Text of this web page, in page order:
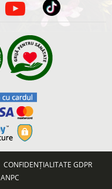
CONFIDENȚIALITATE GDPR
ANPC